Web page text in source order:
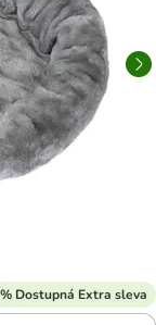
% Dostupná Extra sleva